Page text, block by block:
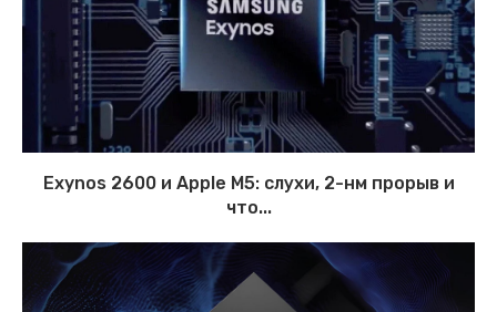
Exynos 2600 и Apple M5: слухи, 2-нм прорыв и
что...